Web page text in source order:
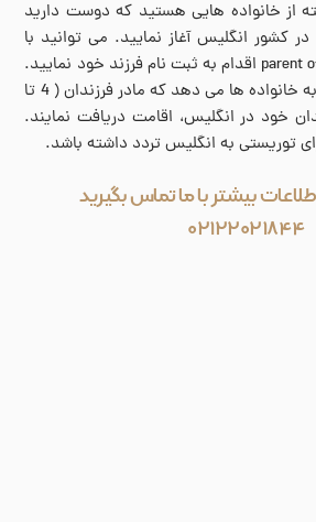
از خانواده هایی هستید که دوست دارید
کشور انگلیس آغاز نمایید. می توانید با
استفاده از قانون parent of child اقدام به ثبت نام فرزند خود نمایید.
این قانون این امکان را به خانواده ها می دهد که مادر فرزندان ( 4 تا
خود در انگلیس، اقامت دریافت نمایند.
توریستی به انگلیس تردد داشته باشد.
بیشتر با ما تماس بگیرید
۰۲۱۲۲۰۲۱۸۴۴